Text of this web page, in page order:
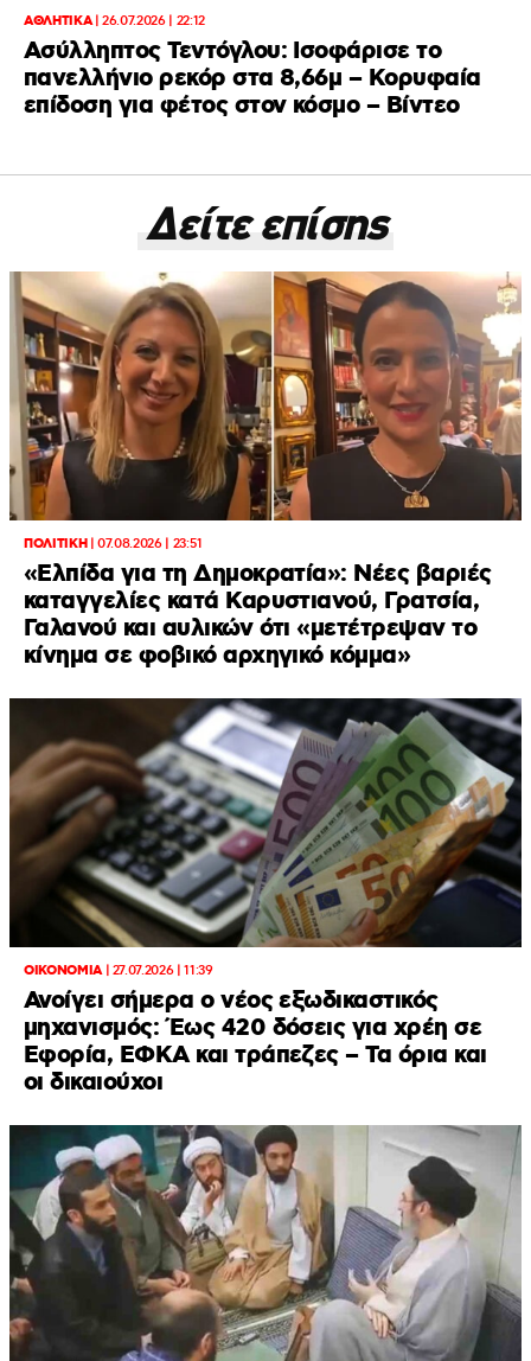
ΑΘΛΗΤΙΚΑ|26.07.2026 | 22:12
Ασύλληπτος Τεντόγλου: Ισοφάρισε το
πανελλήνιο ρεκόρ στα 8,66μ – Κορυφαία
επίδοση για φέτος στον κόσμο – Βίντεο
Δείτε επίσης
ΠΟΛΙΤΙΚΗ|07.08.2026 | 23:51
«Ελπίδα για τη Δημοκρατία»: Νέες βαριές
καταγγελίες κατά Καρυστιανού, Γρατσία,
Γαλανού και αυλικών ότι «μετέτρεψαν το
κίνημα σε φοβικό αρχηγικό κόμμα»
ΟΙΚΟΝΟΜΙΑ| 27.07.2026 | 11:39
Ανοίγει σήμερα ο νέος εξωδικαστικός
μηχανισμός: Έως 420 δόσεις για χρέη σε
Εφορία, ΕΦΚΑ και τράπεζες – Τα όρια και
οι δικαιούχοι